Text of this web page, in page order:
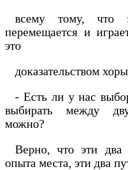
всему тому, что
перемещается и
это
доказательством
- Есть ли у нас
выбирать между
можно?
Верно, что эти два
опыта места, эти два